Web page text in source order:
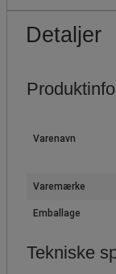
Detaljer
Varenavn
Varemærke
Emballage
Tekniske